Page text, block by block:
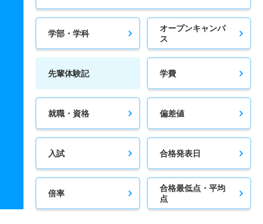
学部・学科
オープンキャンパ
ス
先輩体験記 学費
就職・資格 偏差値
入試 合格発表日
倍率
合格最低点・平均
点